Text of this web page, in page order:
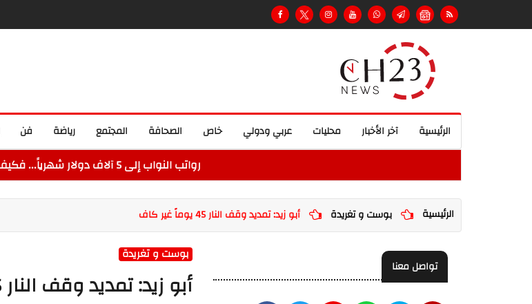
فن رياضة المجتمع الصحافة خاص عربي ودولي محليات آخر الأخبار الرئيسية
رواتب النواب إلى 5 آلاف دولار شهرياً... فكيف أقرّت الزيادة؟
الرئيسية بوست و تغريدة أبو زيد: تمديد وقف النار 45 يوماً غير كاف
بوست و تغريدة
أبو زيد: تمديد وقف النار 45 يوماً غير كاف
تواصل معنا